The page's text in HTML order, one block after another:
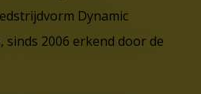
Dynamic
sinds 2006 erkend door de